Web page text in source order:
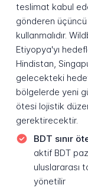
teslimat kabul
gönderen
kullanmalıdır.
Etiyopya'yı
Hindistan,
gelecekteki
bölgelerde yeni
ötesi lojistik
gerektirecektir.
BDT sınır
aktif BDT
uluslararası
yönetilir